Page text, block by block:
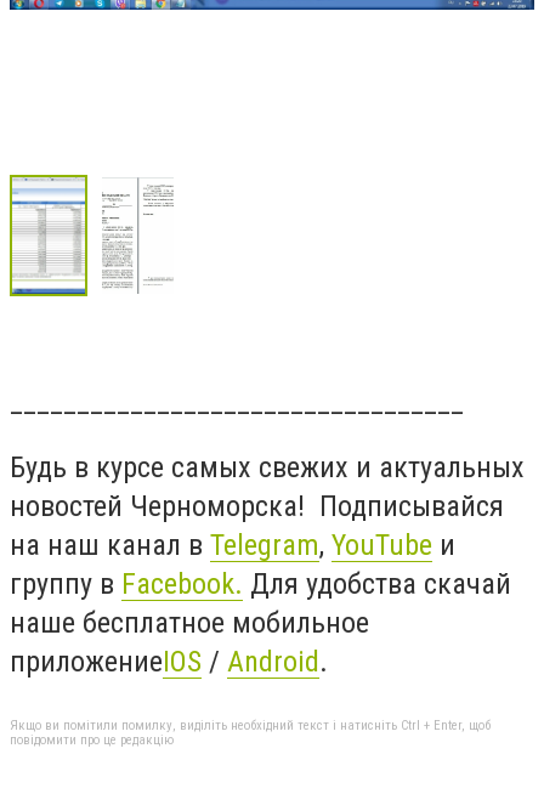
Будь в курсе самых свежих и актуальных
новостей Черноморска! Подписывайся
на наш канал в Telegram, YouTube и
группу в Facebook. Для удобства скачай
наше бесплатное мобильное
приложениеIOS / Android.
Якщо ви помітили помилку, виділіть необхідний текст і натисніть Ctrl + Enter, щоб
повідомити про це редакцію